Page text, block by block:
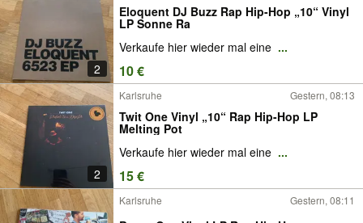
2
Eloquent DJ Buzz Rap Hip-Hop „10“ Vinyl
LP Sonne Ra
Verkaufe hier wieder mal eine ...
10 €
2
Karlsruhe Gestern, 08:13
Twit One Vinyl „10“ Rap Hip-Hop LP
Melting Pot
Verkaufe hier wieder mal eine ...
15 €
Karlsruhe Gestern, 08:11